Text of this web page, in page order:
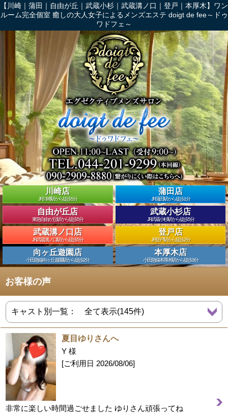
【川崎｜蒲田｜自由が丘｜武蔵小杉｜武蔵溝ノ口｜登戸｜本厚木】ワン
ルーム完全個室 癒しの大人女子によるメンズエステ doigt de fee～ドゥ
ワドフェ～
川崎店
JR川崎駅から徒歩5分
蒲田店
JR蒲田駅から徒歩1分
自由が丘店
東急自由が丘駅から徒歩5分
武蔵小杉店
JR武蔵小杉駅から徒歩5分
武蔵溝ノ口店
JR武蔵溝ノ口駅から徒歩5分
登戸店
JR登戸駅から徒歩2分
向ヶ丘遊園店
小田急線向ヶ丘遊園駅から徒歩2分
本厚木店
小田急線本厚木駅から徒歩3分
お客様の声
夏目ゆりさんへ
Y 様
[ご利用日 2026/08/06]
非常に楽しい時間過ごせました ゆりさん頑張ってね